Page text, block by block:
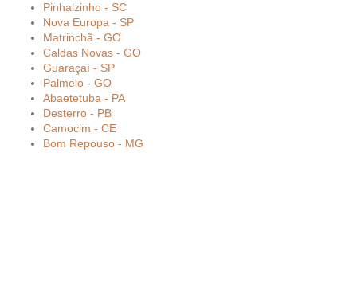
Pinhalzinho - SC
Nova Europa - SP
Matrinchã - GO
Caldas Novas - GO
Guaraçaí - SP
Palmelo - GO
Abaetetuba - PA
Desterro - PB
Camocim - CE
Bom Repouso - MG